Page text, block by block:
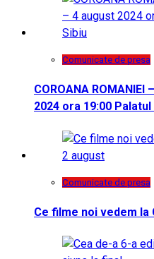
Comunicate de presa
COROANA
2024 ora 19:00
Comunicate de presa
Ce filme noi vedem la